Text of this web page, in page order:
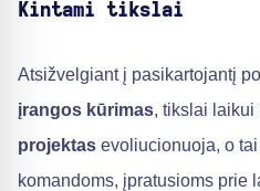
Kintami tikslai
Atsižvelgiant į pasikartojantį
įrangos kūrimas, tikslai laikui
projektas evoliucionuoja, o
komandoms, įpratusioms prie